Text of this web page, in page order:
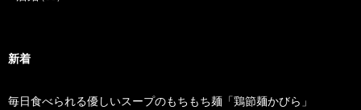
新着
毎日食べられる優しいスープのもちもち麺「鶏節麺かびら」